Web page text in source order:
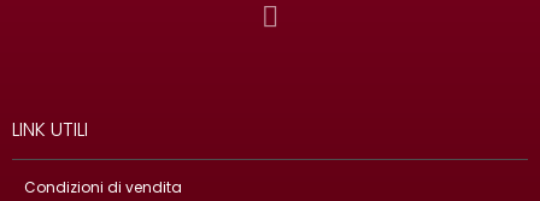
LINK UTILI
Condizioni di vendita